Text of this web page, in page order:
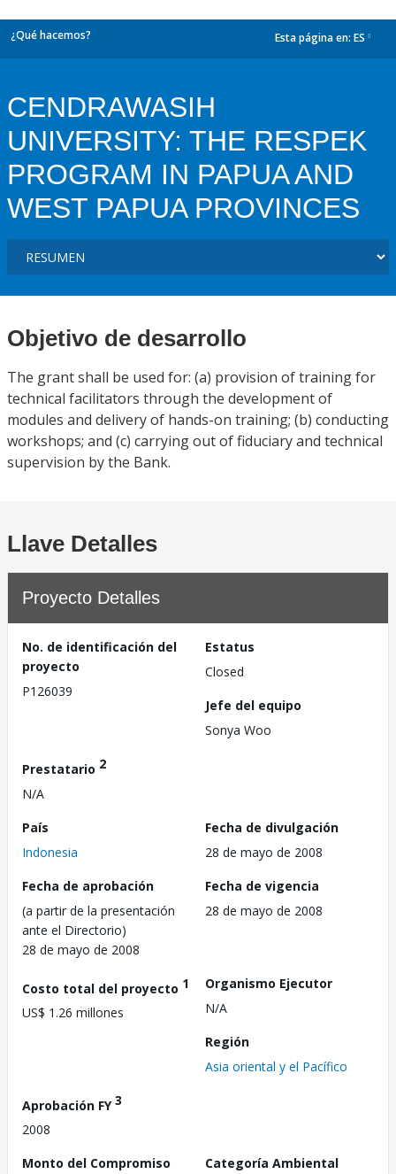
¿Qué hacemos? Esta página en: ES
CENDRAWASIH
UNIVERSITY: THE RESPEK
PROGRAM IN PAPUA AND
WEST PAPUA PROVINCES
Objetivo de desarrollo
The grant shall be used for: (a) provision of training for
technical facilitators through the development of
modules and delivery of hands-on training; (b) conducting
workshops; and (c) carrying out of fiduciary and technical
supervision by the Bank.
Llave Detalles
Proyecto Detalles
No. de identificación del
proyecto
P126039
Estatus
Closed
Jefe del equipo
Sonya Woo
Prestatario 2
N/A
País
Indonesia
Fecha de divulgación
28 de mayo de 2008
Fecha de aprobación
(a partir de la presentación
ante el Directorio)
28 de mayo de 2008
Fecha de vigencia
28 de mayo de 2008
Costo total del proyecto 1
US$ 1.26 millones
Organismo Ejecutor
N/A
Región
Asia oriental y el Pacífico
Aprobación FY3
2008
Monto del Compromiso
Categoría Ambiental